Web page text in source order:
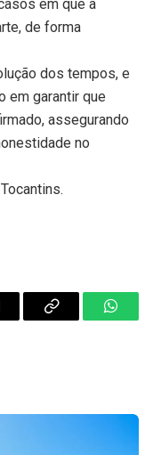
em que a
de forma
dos tempos, e
em garantir que
assegurando
no
Copy